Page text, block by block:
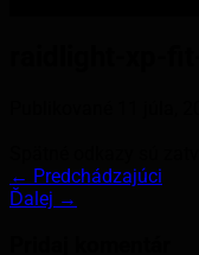
← Predchádzajúci
Ďalej →